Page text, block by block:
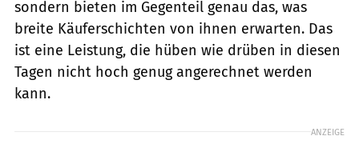
sondern bieten im Gegenteil genau das, was
breite Käuferschichten von ihnen erwarten. Das
ist eine Leistung, die hüben wie drüben in diesen
Tagen nicht hoch genug angerechnet werden
kann.
ANZEIGE